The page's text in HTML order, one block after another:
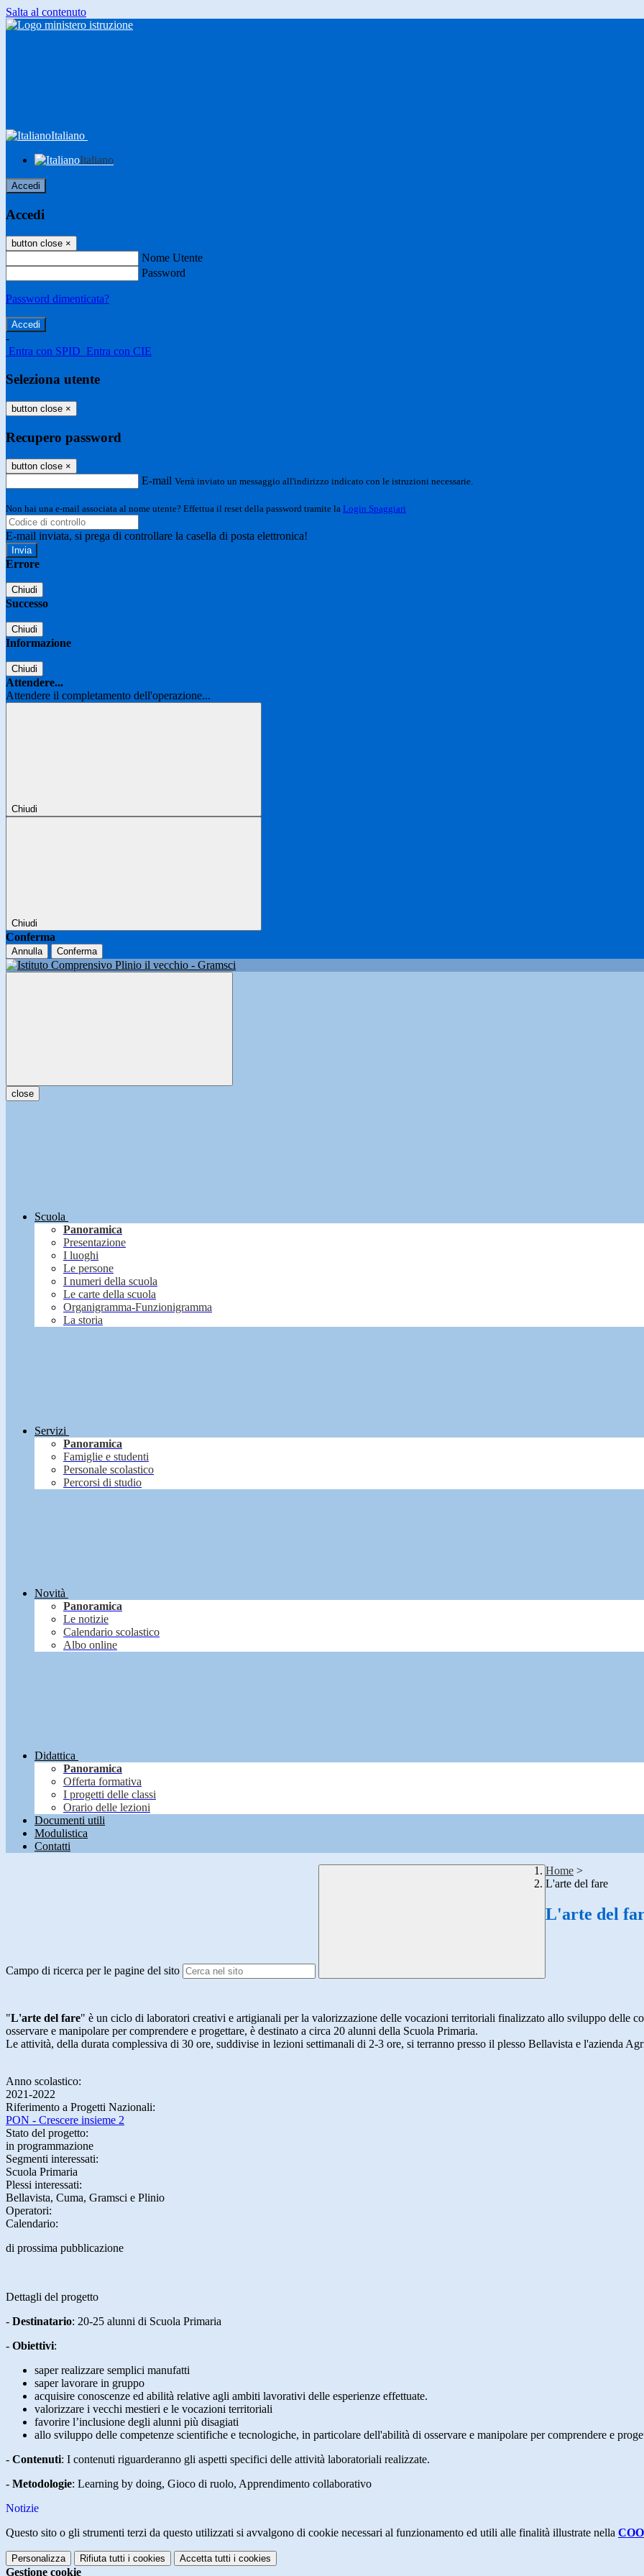
Salta al contenuto
Italiano
Italiano
Accedi
Accedi
button close ×
Nome Utente
Password
Password dimenticata?
-
Entra con SPID Entra con CIE
Seleziona utente
button close ×
Recupero password
button close ×
E-mail Verrà inviato un messaggio all'indirizzo indicato con le istruzioni necessarie.
Non hai una e-mail associata al nome utente? Effettua il reset della password tramite la Login Spaggiari
E-mail inviata, si prega di controllare la casella di posta elettronica!
Errore
Chiudi
Successo
Chiudi
Informazione
Chiudi
Attendere...
Attendere il completamento dell'operazione...
Chiudi
Chiudi
Conferma
Annulla Conferma
close
Scuola
Panoramica
Presentazione
I luoghi
Le persone
I numeri della scuola
Le carte della scuola
Organigramma-Funzionigramma
La storia
Servizi
Panoramica
Famiglie e studenti
Personale scolastico
Percorsi di studio
Novità
Panoramica
Le notizie
Calendario scolastico
Albo online
Didattica
Panoramica
Offerta formativa
I progetti delle classi
Orario delle lezioni
Documenti utili
Modulistica
Contatti
Campo di ricerca per le pagine del sito
Home >
L'arte del fare
L'arte del
"L'arte del fare" è un ciclo di laboratori creativi e artigianali per la valorizzazione delle vocazioni territoriali finalizzato allo sviluppo delle
osservare e manipolare per comprendere e progettare, è destinato a circa 20 alunni della Scuola Primaria.
Le attività, della durata complessiva di 30 ore, suddivise in lezioni settimanali di 2-3 ore, si terranno presso il plesso Bellavista e l'azienda
Anno scolastico:
2021-2022
Riferimento a Progetti Nazionali:
PON - Crescere insieme 2
Stato del progetto:
in programmazione
Segmenti interessati:
Scuola Primaria
Plessi interessati:
Bellavista, Cuma, Gramsci e Plinio
Operatori:
Calendario:
di prossima pubblicazione
Dettagli del progetto
- Destinatario: 20-25 alunni di Scuola Primaria
- Obiettivi:
saper realizzare semplici manufatti
saper lavorare in gruppo
acquisire conoscenze ed abilità relative agli ambiti lavorativi delle esperienze effettuate.
valorizzare i vecchi mestieri e le vocazioni territoriali
favorire l’inclusione degli alunni più disagiati
allo sviluppo delle competenze scientifiche e tecnologiche, in particolare dell'abilità di osservare e manipolare per comprendere e
- Contenuti: I contenuti riguarderanno gli aspetti specifici delle attività laboratoriali realizzate.
- Metodologie: Learning by doing, Gioco di ruolo, Apprendimento collaborativo
Notizie
Questo sito o gli strumenti terzi da questo utilizzati si avvalgono di cookie necessari al funzionamento ed utili alle finalità illustrate nella
Personalizza Rifiuta tutti i cookies Accetta tutti i cookies
Gestione cookie